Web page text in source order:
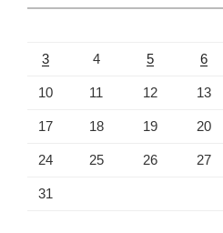
3 4 5 6
10 11 12 13
17 18 19 20
24 25 26 27
31